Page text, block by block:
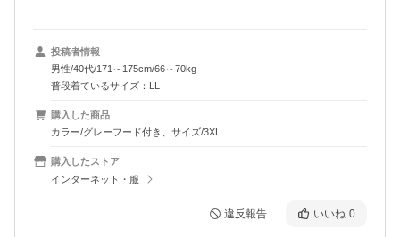
投稿者情報
男性/40代/171～175cm/66～70kg
普段着ているサイズ：LL
購入した商品
カラー/グレーフード付き、サイズ/3XL
購入したストア
インターネット・服
違反報告 いいね 0